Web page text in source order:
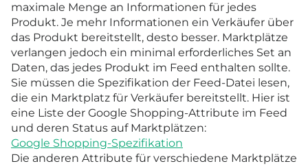
maximale Menge an Informationen für jedes
Produkt. Je mehr Informationen ein Verkäufer über
das Produkt bereitstellt, desto besser. Marktplätze
verlangen jedoch ein minimal erforderliches Set an
Daten, das jedes Produkt im Feed enthalten sollte.
Sie müssen die Spezifikation der Feed-Datei lesen,
die ein Marktplatz für Verkäufer bereitstellt. Hier ist
eine Liste der Google Shopping-Attribute im Feed
und deren Status auf Marktplätzen:
Google Shopping-Spezifikation
Die anderen Attribute für verschiedene Marktplätze